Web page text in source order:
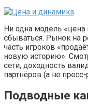
Ни одна модель «цена
сбываться. Рынок на
часть игроков
новую историю».
сети, доходность
партнёров (а не
Подводные